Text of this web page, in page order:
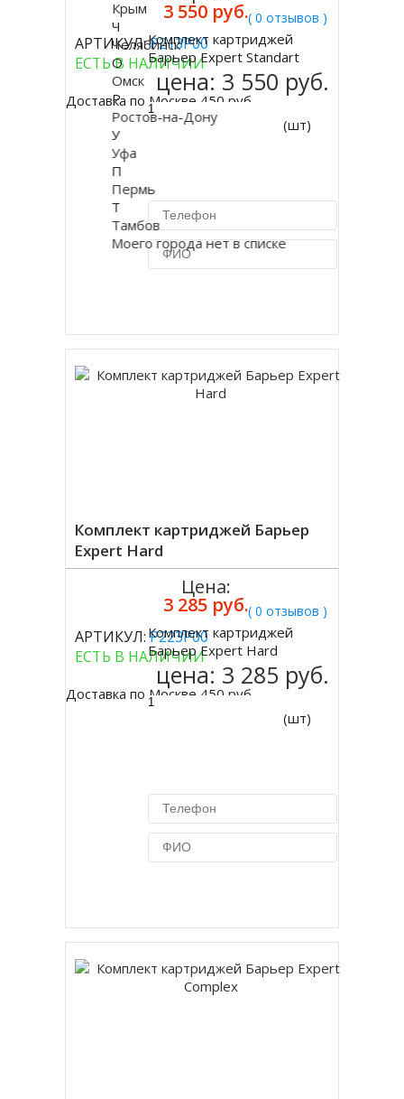
( 0 отзывов )
АРТИКУЛ:Р213Р00
ЕСТЬ В НАЛИЧИИ
Доставка по Москве 450 руб.
3 550 руб.
Купить
Комплект картриджей
Барьер Expert Standart
цена: 3 550 руб.
(шт)
Комплект картриджей Барьер
Expert Hard
( 0 отзывов )
АРТИКУЛ:Р223Р00
ЕСТЬ В НАЛИЧИИ
Доставка по Москве 450 руб.
Цена:
3 285 руб.
Купить
Комплект картриджей
Барьер Expert Hard
цена: 3 285 руб.
(шт)
Крым
Ч
Челябинск
О
Омск
Р
Ростов-на-Дону
У
Уфа
П
Пермь
Т
Тамбов
Моего города нет в списке